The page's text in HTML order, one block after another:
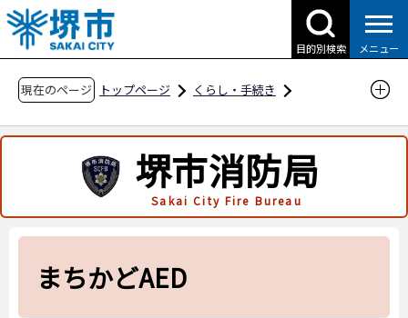
こ
の
ペ
の
で
目的別検索 メニュー
現在のページ トップページ
くらし・手続き
救急に関すること
まちかどAED
堺市消防局
Sakai City Fire Bureau
まちかどAED